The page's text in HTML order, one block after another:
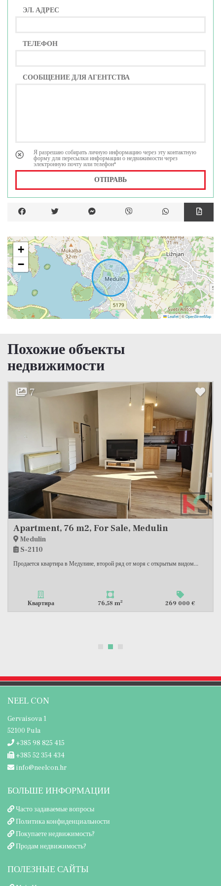
ЭЛ. АДРЕС
ТЕЛЕФОН
СООБЩЕНИЕ ДЛЯ АГЕНТСТВА
Я разрешаю собирать личную информацию через эту контактную
форму для пересылки информации о недвижимости через
электронную почту или телефон*
ОТПРАВЬ
+
−
Leaflet|©OpenStreetMap
Похожие объекты
недвижимости
10
Pula, Monte Zaro
S-2351
Продаётся квартира в привлекательном районе Монте Зара, всего около...
Квартира 69,54 m2 250 000 €
NEEL CON
Gervaisova 1
52100 Pula
+385 98 825 415
+385 52 354 434
info@neelcon.hr
БОЛЬШЕ ИНФОРМАЦИИ
Часто задаваемые вопросы
Политика конфиденциальности
Покупаете недвижимость?
Продам недвижимость?
ПОЛЕЗНЫЕ САЙТЫ